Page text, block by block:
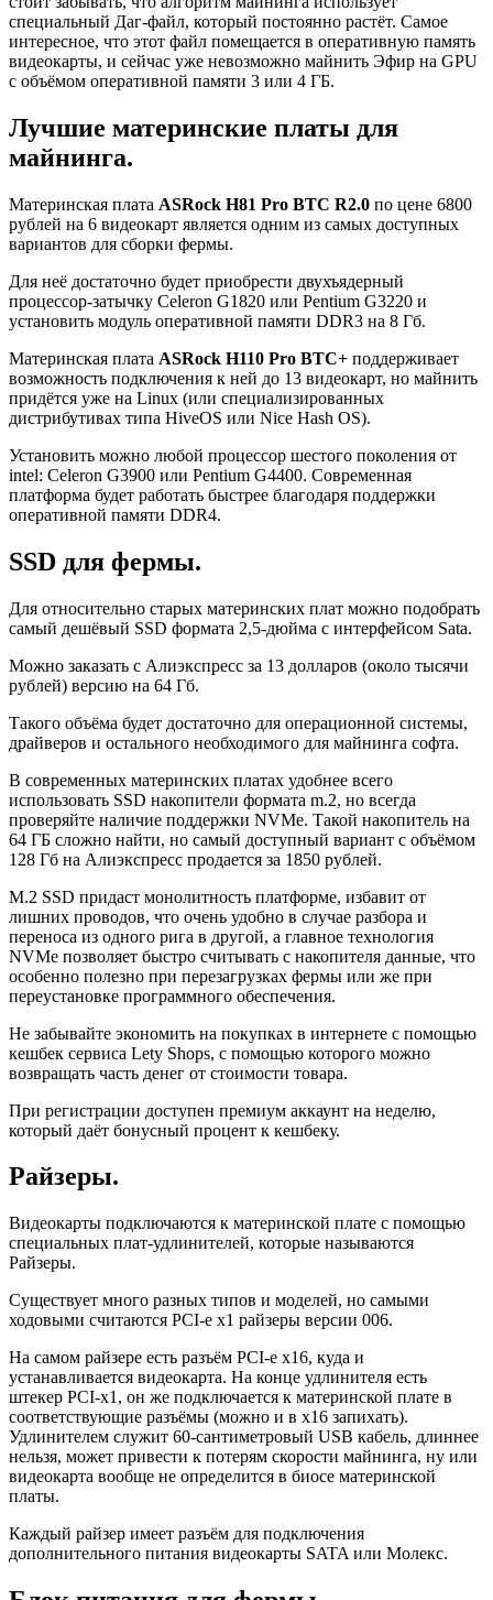
специальный Даг-файл, который постоянно растёт. Самое
интересное, что этот файл помещается в оперативную память
видеокарты, и сейчас уже невозможно майнить Эфир на GPU
с объёмом оперативной памяти 3 или 4 ГБ.
Лучшие материнские платы для
майнинга.
Материнская плата ASRock H81 Pro BTC R2.0 по цене 6800
рублей на 6 видеокарт является одним из самых доступных
вариантов для сборки фермы.
Для неё достаточно будет приобрести двухъядерный
процессор-затычку Celeron G1820 или Pentium G3220 и
установить модуль оперативной памяти DDR3 на 8 Гб.
Материнская плата ASRock H110 Pro BTC+ поддерживает
возможность подключения к ней до 13 видеокарт, но майнить
придётся уже на Linux (или специализированных
дистрибутивах типа HiveOS или Nice Hash OS).
Установить можно любой процессор шестого поколения от
intel: Celeron G3900 или Pentium G4400. Современная
платформа будет работать быстрее благодаря поддержки
оперативной памяти DDR4.
SSD для фермы.
Для относительно старых материнских плат можно подобрать
самый дешёвый SSD формата 2,5-дюйма с интерфейсом Sata.
Можно заказать с Алиэкспресс за 13 долларов (около тысячи
рублей) версию на 64 Гб.
Такого объёма будет достаточно для операционной системы,
драйверов и остального необходимого для майнинга софта.
В современных материнских платах удобнее всего
использовать SSD накопители формата m.2, но всегда
проверяйте наличие поддержки NVMe. Такой накопитель на
64 ГБ сложно найти, но самый доступный вариант с объёмом
128 Гб на Алиэкспресс продается за 1850 рублей.
M.2 SSD придаст монолитность платформе, избавит от
лишних проводов, что очень удобно в случае разбора и
переноса из одного рига в другой, а главное технология
NVMe позволяет быстро считывать с накопителя данные, что
особенно полезно при перезагрузках фермы или же при
переустановке программного обеспечения.
Не забывайте экономить на покупках в интернете с помощью
кешбек сервиса Lety Shops, с помощью которого можно
возвращать часть денег от стоимости товара.
При регистрации доступен премиум аккаунт на неделю,
который даёт бонусный процент к кешбеку.
Райзеры.
Видеокарты подключаются к материнской плате с помощью
специальных плат-удлинителей, которые называются
Райзеры.
Существует много разных типов и моделей, но самыми
ходовыми считаются PCI-e x1 райзеры версии 006.
На самом райзере есть разъём PCI-e x16, куда и
устанавливается видеокарта. На конце удлинителя есть
штекер PCI-x1, он же подключается к материнской плате в
соответствующие разъёмы (можно и в x16 запихать).
Удлинителем служит 60-сантиметровый USB кабель, длиннее
нельзя, может привести к потерям скорости майнинга, ну или
видеокарта вообще не определится в биосе материнской
платы.
Каждый райзер имеет разъём для подключения
дополнительного питания видеокарты SATA или Молекс.